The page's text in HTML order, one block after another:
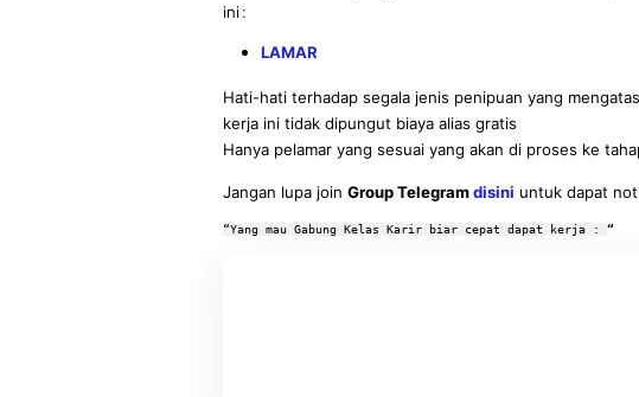
ini :
LAMAR
Hati-hati terhadap segala jenis penipuan yang
kerja ini tidak dipungut biaya alias gratis
Hanya pelamar yang sesuai yang akan di proses ke
Jangan lupa join Group Telegramdisini untuk dapat
“Yang mau Gabung Kelas Karir biar cepat dapat kerja : “